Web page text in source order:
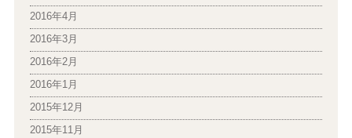
2016年4月
2016年3月
2016年2月
2016年1月
2015年12月
2015年11月